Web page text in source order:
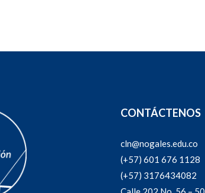
CONTÁCTENOS
cln@nogales.edu.co
(+57) 601 676 1128
(+57) 3176434082